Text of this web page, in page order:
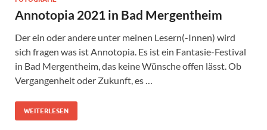
Annotopia 2021 in Bad Mergentheim
Der ein oder andere unter meinen Lesern(-Innen) wird
sich fragen was ist Annotopia. Es ist ein Fantasie-Festival
in Bad Mergentheim, das keine Wünsche offen lässt. Ob
Vergangenheit oder Zukunft, es …
WEITERLESEN